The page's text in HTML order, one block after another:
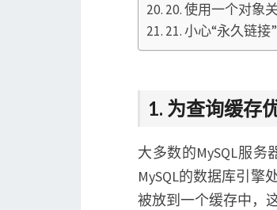
20. 使用一个对象
21. 小心“永久链接”
1. 为查询缓存
大多数的MySQL服
MySQL的数据库引
被放到一个缓存中，